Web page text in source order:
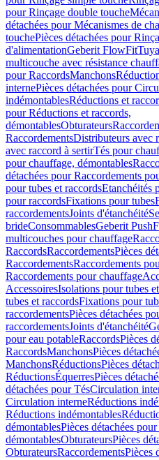
pour Rinçage double touche
détachées pour Mécanismes de
touchePièces détachées pour
d'alimentationGeberit FlowFit
multicouche avec résistance
pour RaccordsManchons
internePièces détachées pour
indémontablesRéductions et
pour Réductions et raccords,
démontablesObturateurs
RaccordementsDistributeurs avec
avec raccord à sertirTés pour
pour chauffage, démontables
détachées pour Raccordements
pour tubes et raccordsEtanchéités
pour raccordsFixations pour tubes
raccordementsJoints d'étanchéité
brideConsommablesGeberit
multicouches pour chauffage
RaccordsRaccordementsPièces
RaccordementsRaccordements
Raccordements pour chauffage
AccessoiresIsolations pour tubes
tubes et raccordsFixations pour
raccordementsPièces détachées
raccordementsJoints d'étanchéité
pour eau potableRaccordsPièces
RaccordsManchonsPièces
ManchonsRéductionsPièces
RéductionsÉquerresPièces
détachées pour TésCirculation
Circulation interneRéductions
Réductions indémontables
démontablesPièces détachées
démontablesObturateursPièces
ObturateursRaccordementsPièces